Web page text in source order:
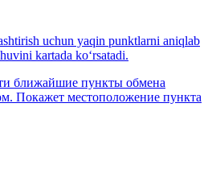
uchun yaqin punktlarni aniqlab
kartada ko‘rsatadi.
ближайшие пункты обмена
Покажет местоположение пункта